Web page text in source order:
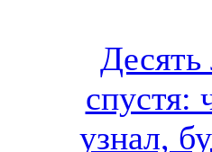
Десять
спустя:
узнал,